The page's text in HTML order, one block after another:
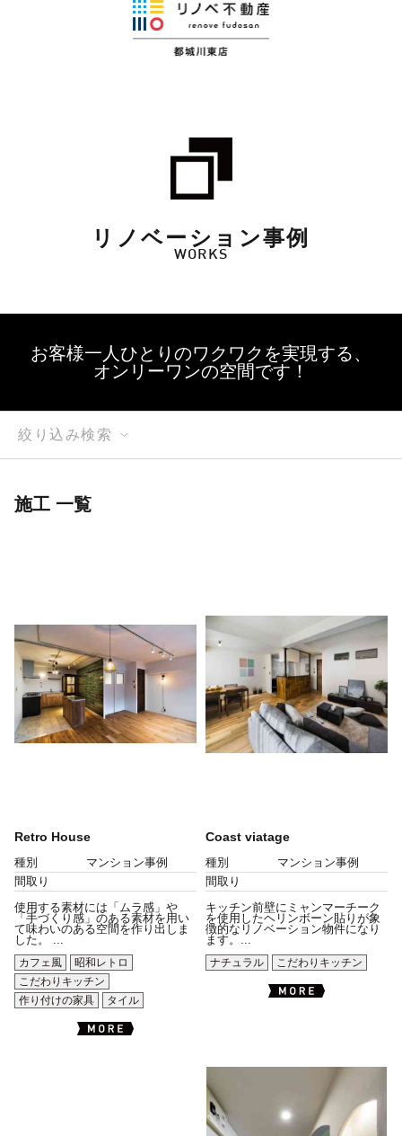
リノベーション事例
WORKS
お客様一人ひとりのワクワクを実現する、
オンリーワンの空間です！
絞り込み検索
施工 一覧
Retro House
種別
マンション事例
間取り
使用する素材には「ムラ感」や
「手づくり感」のある素材を用い
て味わいのある空間を作り出しま
した。 ...
カフェ風
昭和レトロ
こだわりキッチン
作り付けの家具
タイル
Coast viatage
種別
マンション事例
間取り
キッチン前壁にミャンマーチーク
を使用したヘリンボーン貼りが象
徴的なリノベーション物件になり
ます。...
ナチュラル
こだわりキッチン